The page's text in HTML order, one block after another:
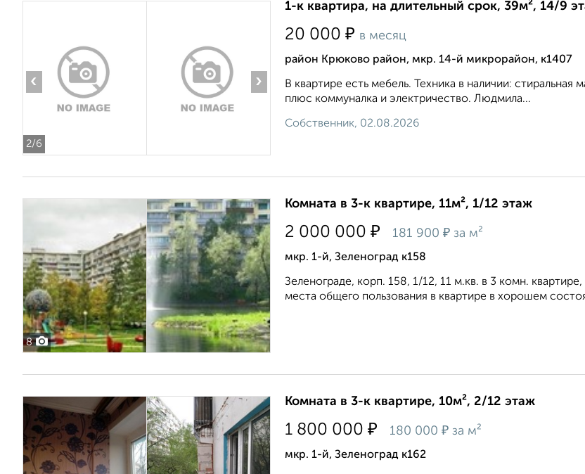
2/6
‹ ›
1-к квартира, на длительный срок, 39м², 14/9
20 000 ₽ в месяц
район Крюково район, мкр. 14-й микрорайон, к1407
В квартире есть мебель. Техника в наличии:
плюс коммуналка и электричество. Людмила...
Собственник, 02.08.2026
8
Комната в 3-к квартире, 11м², 1/12 этаж
2 000 000 ₽ 181 900 ₽ за м²
мкр. 1-й, Зеленоград к158
Зеленограде, корп. 158, 1/12, 11 м.кв. в 3 комн.
места общего пользования в квартире в хорошем
Комната в 3-к квартире, 10м², 2/12 этаж
1 800 000 ₽ 180 000 ₽ за м²
мкр. 1-й, Зеленоград к162